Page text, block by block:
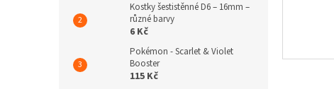
Kostky šestistěnné D6 – 16mm –
různé barvy
6 Kč
Pokémon - Scarlet & Violet
Booster
115 Kč